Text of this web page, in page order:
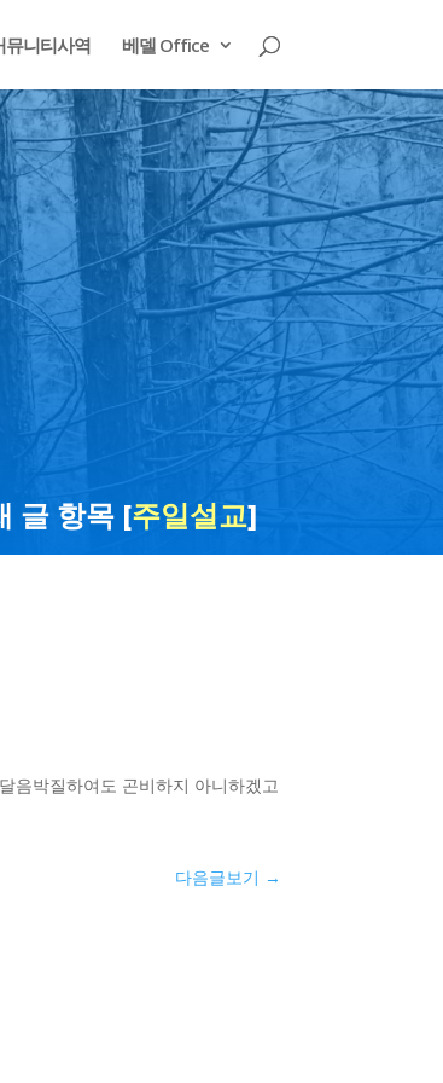
뮤니티사역 베델 Office
글 항목 [주일설교]
음박질하여도 곤비하지 아니하겠고
다음글보기 →